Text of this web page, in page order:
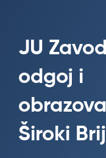
JU
odgoj i
Široki